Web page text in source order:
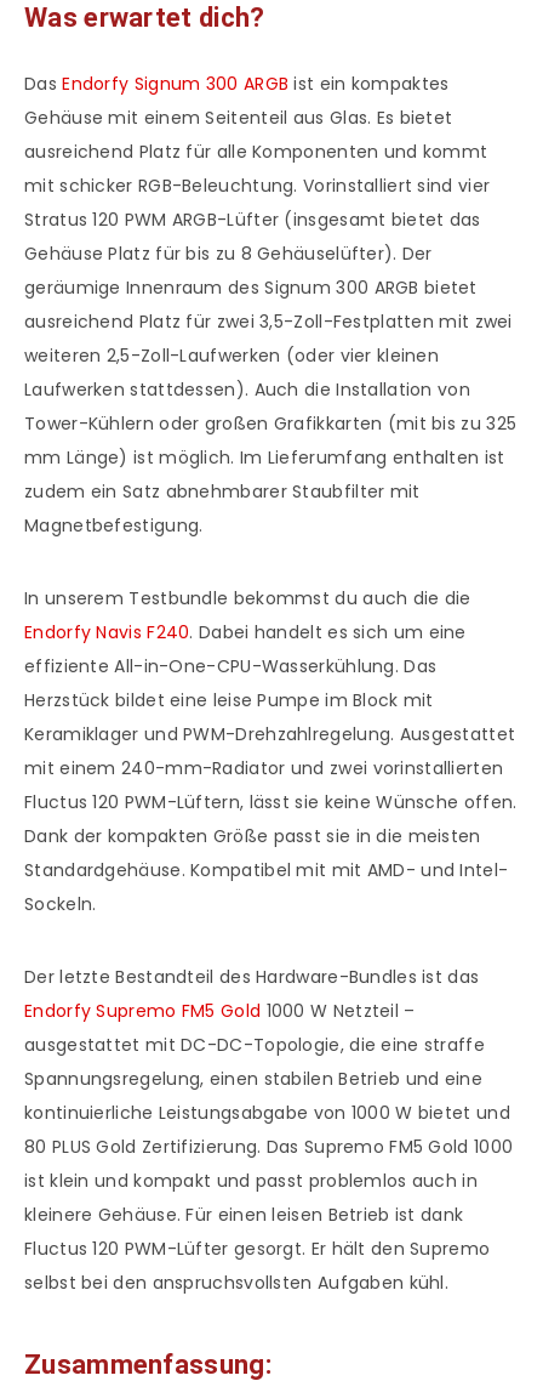
Was erwartet dich?
DasEndorfy Signum 300 ARGB ist ein kompaktes
Gehäuse mit einem Seitenteil aus Glas. Es bietet
ausreichend Platz für alle Komponenten und kommt
mit schicker RGB-Beleuchtung. Vorinstalliert sind vier
Stratus 120 PWM ARGB-Lüfter (insgesamt bietet das
Gehäuse Platz für bis zu 8 Gehäuselüfter). Der
geräumige Innenraum des Signum 300 ARGB bietet
ausreichend Platz für zwei 3,5-Zoll-Festplatten mit zwei
weiteren 2,5-Zoll-Laufwerken (oder vier kleinen
Laufwerken stattdessen). Auch die Installation von
Tower-Kühlern oder großen Grafikkarten (mit bis zu 325
mm Länge) ist möglich. Im Lieferumfang enthalten ist
zudem ein Satz abnehmbarer Staubfilter mit
Magnetbefestigung.
In unserem Testbundle bekommst du auch die die
Endorfy Navis F240. Dabei handelt es sich um eine
effiziente All-in-One-CPU-Wasserkühlung. Das
Herzstück bildet eine leise Pumpe im Block mit
Keramiklager und PWM-Drehzahlregelung. Ausgestattet
mit einem 240-mm-Radiator und zwei vorinstallierten
Fluctus 120 PWM-Lüftern, lässt sie keine Wünsche offen.
Dank der kompakten Größe passt sie in die meisten
Standardgehäuse. Kompatibel mit mit AMD- und Intel-
Sockeln.
Der letzte Bestandteil des Hardware-Bundles ist das
Endorfy Supremo FM5 Gold 1000 W Netzteil –
ausgestattet mit DC-DC-Topologie, die eine straffe
Spannungsregelung, einen stabilen Betrieb und eine
kontinuierliche Leistungsabgabe von 1000 W bietet und
80 PLUS Gold Zertifizierung. Das Supremo FM5 Gold 1000
ist klein und kompakt und passt problemlos auch in
kleinere Gehäuse. Für einen leisen Betrieb ist dank
Fluctus 120 PWM-Lüfter gesorgt. Er hält den Supremo
selbst bei den anspruchsvollsten Aufgaben kühl.
Zusammenfassung: